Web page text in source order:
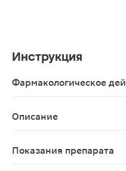
Инструкция
Фармакологическое
Описание
Показания препарата